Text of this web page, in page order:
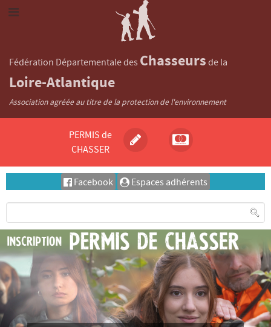
Fédération Départementale des Chasseurs de la
Loire-Atlantique
Association agréée au titre de la protection de l'environnement
PERMIS de
CHASSER
Facebook Espaces adhérents